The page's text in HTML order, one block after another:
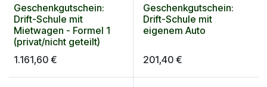
Geschenkgutschein
Geschenkgutschein:
Drift-Schule mit
Mietwagen - Formel 1
(privat/nicht geteilt)
1.161,60 € Geschenkgutschein
Geschenkgutschein:
Drift-Schule mit
eigenem Auto
201,40€